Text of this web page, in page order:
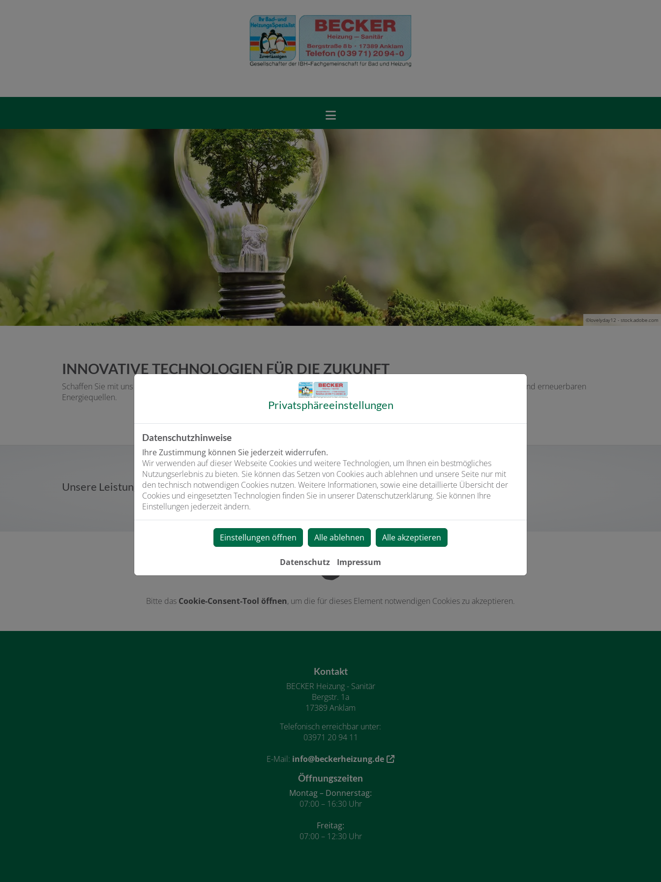
©lovelyday12 - stock.adobe.com
INNOVATIVE TECHNOLOGIEN FÜR DIE ZUKUNFT
Schaffen Sie mit uns den Schritt in eine grüne Zukunft. Wir unterstützen Sie dabei mit zukunftsorientierten Lösungen, Nachhaltigkeit und erneuerbaren
Energiequellen.
Unsere Leistungen im Bereich Erneuerbare Energien
Bitte das Cookie-Consent-Tool öffnen, um die für dieses Element notwendigen Cookies zu akzeptieren.
Kontakt
BECKER Heizung - Sanitär
Bergstr. 1a
17389 Anklam
Telefonisch erreichbar unter:
03971 20 94 11
E-Mail: info@beckerheizung.de
Öffnungszeiten
Montag – Donnerstag:
07:00 – 16:30 Uhr
Freitag:
07:00 – 12:30 Uhr
öffnen und schließen
schließen
Privatsphäre­einstellungen
Datenschutzhinweise
Ihre Zustimmung können Sie jederzeit widerrufen.
Wir verwenden auf dieser Webseite Cookies und weitere Technologien, um Ihnen ein bestmögliches
Nutzungserlebnis zu bieten. Sie können das Setzen von Cookies auch ablehnen und unsere Seite nur mit
den technisch notwendigen Cookies nutzen. Weitere Informationen, sowie eine detaillierte Übersicht der
Cookies und eingesetzten Technologien finden Sie in unserer Datenschutzerklärung. Sie können Ihre
Einstellungen jederzeit ändern.
Einstellungen öffnen Alle ablehnen Alle akzeptieren
Datenschutz Impressum